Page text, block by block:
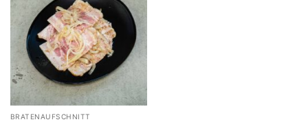
BRATENAUFSCHNITT